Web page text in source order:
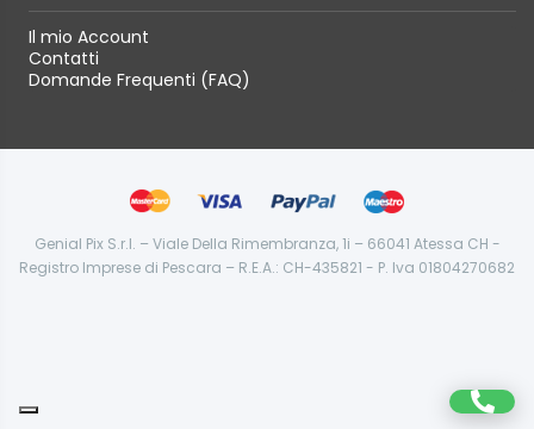
Il mio Account
Contatti
Domande Frequenti (FAQ)
Genial Pix S.r.l. – Viale Della Rimembranza, 1i – 66041 Atessa CH -
Registro Imprese di Pescara – R.E.A.: CH-435821 - P. Iva 01804270682